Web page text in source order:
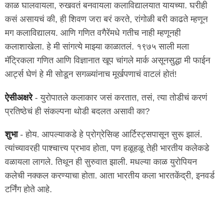
काळ घालवायला, रुखवतं बनवायला कलाविद्यालयात यायच्या. घरीही
कसं असायचं की, ही शिवण जरा बरं करते, रांगोळी बरी काढते म्हणून
मग कलाविद्यालय. आणि गणित वगैरेंमधे गतीच नाही म्हणूनही
कलाशाखेला. हे मी सांगत्ये माझ्या काळातलं. १९७५ साली मला
मॅट्रिकला गणित आणि विज्ञानात खूप चांगले मार्क असूनसुद्धा मी फाईन
आर्ट्स घेणं हे मी सोडून सगळ्यांनाच मूर्खपणाचं वाटलं होतं!
ऐसीअक्षरे- युरोपातले कलाकार जसं करतात, तसं, त्या तोडीचं करणं
प्रतिष्ठेचं ही संकल्पना थोडी बदलत असावी का?
शुभा- होय. आपल्याकडे हे प्रोग्रेसिव्ह आर्टिस्ट्सपासून सुरू झालं.
त्यांच्यावरही पाश्चात्त्य प्रभाव होता, पण हळूहळू तेही भारतीय कलेकडे
वळायला लागले. तिथून ही सुरुवात झाली. मधल्या काळ युरोपियन
कलेची नक्कल करण्याचा होता. आता भारतीय कला भारतकेंद्री, इनवर्ड
टर्निंग होते आहे.